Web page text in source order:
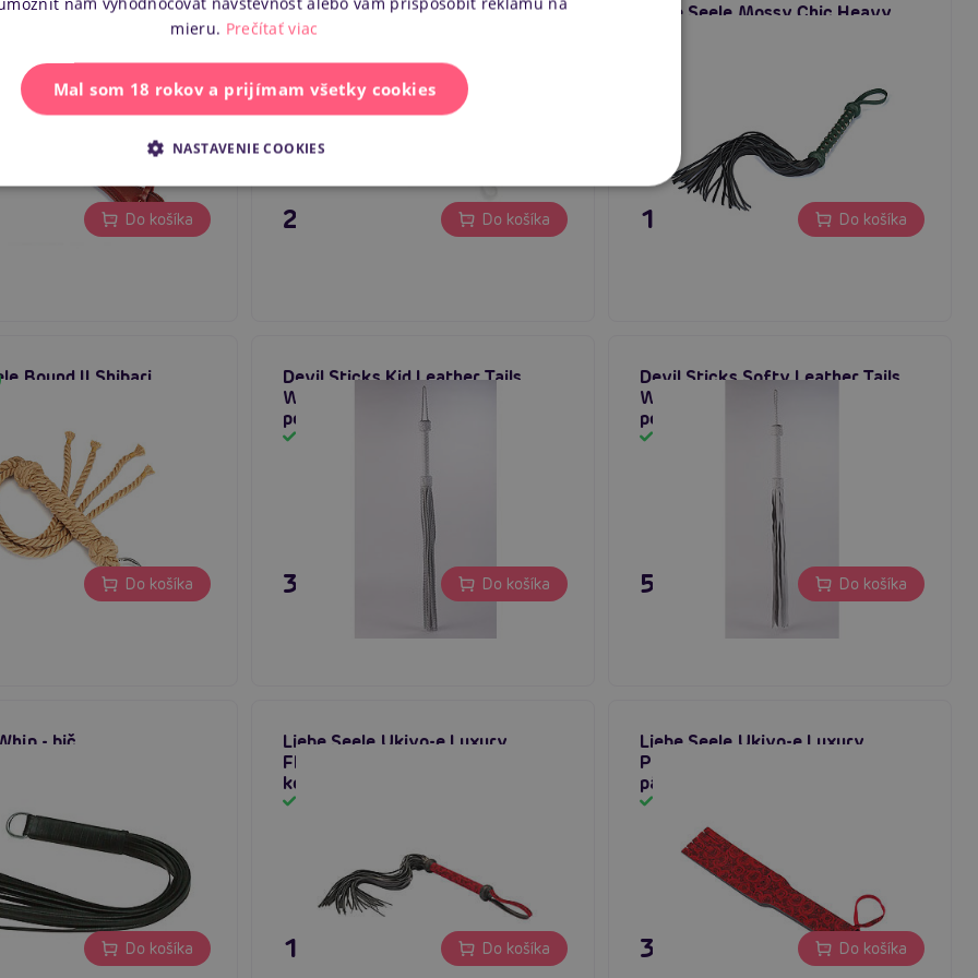
Wine Red Leather
Do košíka
Liebe Seele Fairy Goat Leather
Flogger (White & Pink), pastelové
23,80 € Do košíka
Liebe Seele Mossy Chic Heavy
119,80 € Do košíka
Bound II Shibari
Flogger Whip,
Do košíka
Devil Sticks Kid Leather Tails
Whip (White), kožený bičík s
pokarhaním
39,80 € Do košíka
Devil Sticks Softy Leather Tails
Whip (White), kožený bičík s
pokarhaním
51,80 € Do košíka
- bič
Do košíka
Liebe Seele Ukiyo-e Luxury
Flogger Whip (Red Rosy), sexy
kožený bičík s důtky
159,80 € Do košíka
Liebe Seele Ukiyo-e Luxury
Paddle (Red Rosy), sexy kožené
pádlo
39,80 € Do košíka
mieru. Prečítať viac
Mal som 18 rokov a prijímam všetky cookies
NASTAVENIE COOKIES